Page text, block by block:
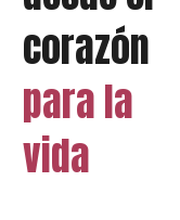
corazón
para la
vida